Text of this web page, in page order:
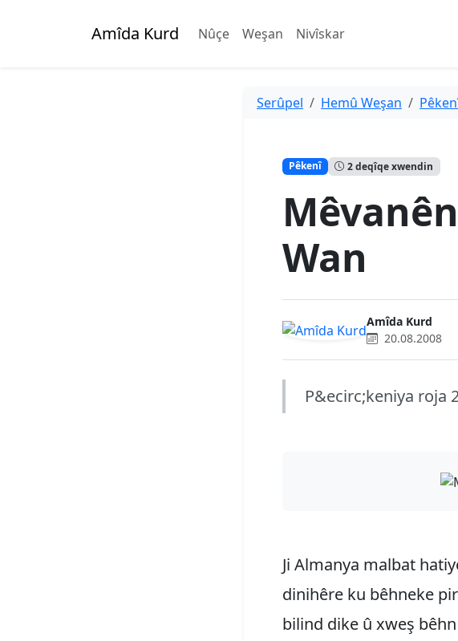
Amîda Kurd Nûçe Weşan Nivîskar
Serûpel Hemû Weşan
Pêkenî 2 deqîqe xwendin
Wan
Amîda Kurd
20.08.2008
P&ecirc;keniya roja
Ji Almanya malbat
dinihêre ku bêhneke
bilind dike û xweş